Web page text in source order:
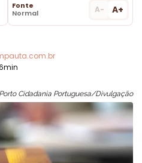
Fonte
Normal
A- A+
Porto Cidadania Portuguesa/Divulgação